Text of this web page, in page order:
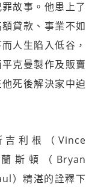
故事。他患上了
貸款、事業不如
人生陷入低谷，
克曼製作及販賣
死後解決家中迫
利根（Vince
斯頓（Bryan
）精湛的詮釋下